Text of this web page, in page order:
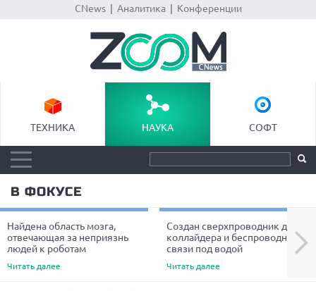
CNews| Аналитика| Конференции
ТЕХНИКА НАУКА СОФТ
В ФОКУСЕ
Найдена область мозга,
отвечающая за неприязнь
людей к роботам
Читать далее
Создан сверхпроводник для
коллайдера и беспроводной
связи под водой
Читать далее
Next